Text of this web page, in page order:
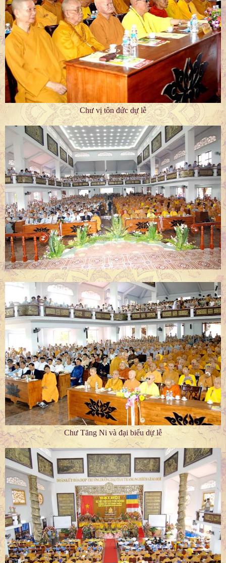
Chư vị tôn đức dự lễ
Chư Tăng Ni và đại biểu dự lễ